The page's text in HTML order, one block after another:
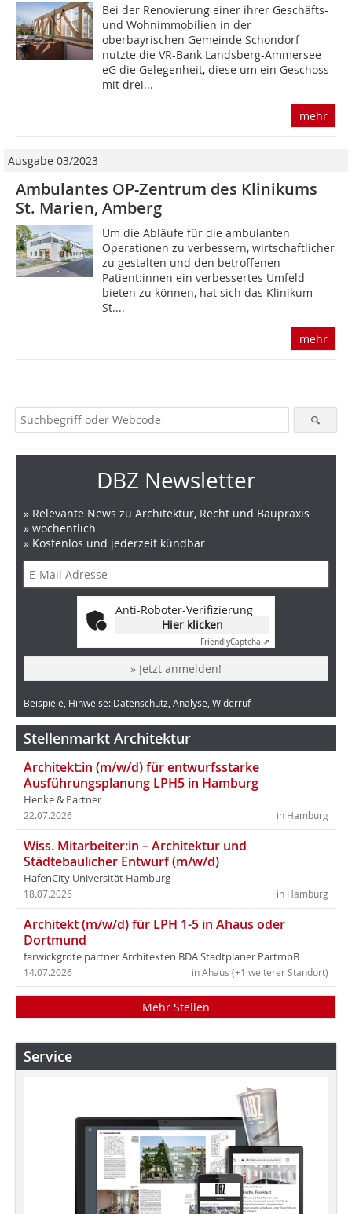
Bei der Renovierung einer ihrer Geschäfts-
und Wohnimmobilien in der
oberbayrischen Gemeinde Schondorf
nutzte die VR-Bank Landsberg-Ammersee
eG die Gelegenheit, diese um ein Geschoss
mit drei...
mehr
Ausgabe 03/2023
Ambulantes OP-Zentrum des Klinikums
St. Marien, Amberg
Um die Abläufe für die ambulanten
Operationen zu verbessern, wirtschaftlicher
zu gestalten und den betroffenen
Patient:innen ein verbessertes Umfeld
bieten zu können, hat sich das Klinikum
St....
mehr
DBZ Newsletter
» Relevante News zu Architektur, Recht und Baupraxis
» wöchentlich
» Kostenlos und jederzeit kündbar
Anti-Roboter-Verifizierung
Hier klicken
FriendlyCaptcha ⇗
» Jetzt anmelden!
Beispiele, Hinweise: Datenschutz, Analyse, Widerruf
Stellenmarkt Architektur
Architekt:in (m/w/d) für entwurfsstarke
Ausführungsplanung LPH5 in Hamburg
Henke & Partner
in Hamburg
22.07.2026
Wiss. Mitarbeiter:in – Architektur und
Städtebaulicher Entwurf (m/w/d)
HafenCity Universität Hamburg
in Hamburg
18.07.2026
Architekt (m/w/d) für LPH 1-5 in Ahaus oder
Dortmund
farwickgrote partner Architekten BDA Stadtplaner PartmbB
in Ahaus (+1 weiterer Standort)
14.07.2026
Mehr Stellen
Service